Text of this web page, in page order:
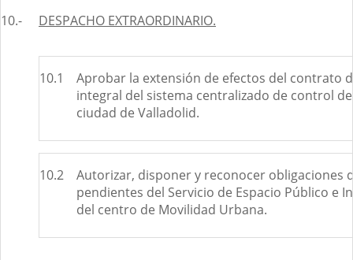
10.- DESPACHO EXTRAORDINARIO.
10.1
Aprobar la extensión de efectos del contrato
integral del sistema centralizado de control
ciudad de Valladolid.
10.2
Autorizar, disponer y reconocer obligaciones
pendientes del Servicio de Espacio Público e
del centro de Movilidad Urbana.